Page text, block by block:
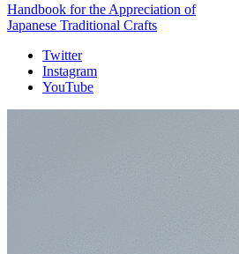
Handbook for the Appreciation of
Japanese Traditional Crafts
Twitter
Instagram
YouTube